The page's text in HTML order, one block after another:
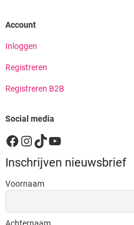
Account
Inloggen
Registreren
Registreren B2B
Social media
Facebook
Instagram
TikTok
YouTube
Inschrijven nieuwsbrief
Voornaam